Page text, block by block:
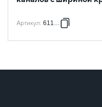
Артикул: 611788